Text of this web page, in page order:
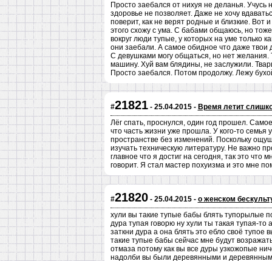
Просто заебался от нихуя не деланья.
здоровье не позволяет. Даже не хочу
поверит, как не верят родные и близкие.
этого схожу с ума. С бабами общаюсь, но
вокруг люди тупые, у которых на уме только
они заебали. А самое обидное что даже твои
С девушками могу общаться, но нет желания.
машину. Хуй вам блядины, не заслужили.
Просто заебался. Потом продолжу. Лежу
#21821- 25.04.2015 - Время летит
Лёг спать, проснулся, один год прошел.
что часть жизни уже прошла. У кого-то семья
пространстве без изменений. Поскольку
изучать техническую литературу. Не важно
главное что я достиг на сегодня, так это
говорит. Я стал мастер похуизма и это мне
#21820- 25.04.2015 - о женском
хули вы такие тупые бабы блять тупорылые
дура тупая говорю ну хули ты такая тупая-
заткни дура а она блять это ебло своё тупое
такие тупые бабы сейчас мне будут
отмаза потому как вы все дуры узкожопые
надолби вы были деревянными и